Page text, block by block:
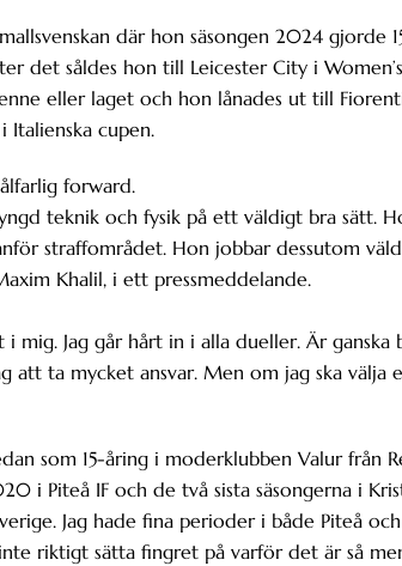
där hon säsongen 2024 gjorde
det såldes hon till Leicester City i
eller laget och hon lånades ut till
cupen.
forward.
teknik och fysik på ett väldigt bra sätt.
straffområdet. Hon jobbar dessutom
Khalil, i ett pressmeddelande.
mig. Jag går hårt in i alla dueller. Är
att ta mycket ansvar. Men om jag ska
som 15-åring i moderklubben Valur från
i Piteå IF och de två sista säsongerna i
Jag hade fina perioder i både Piteå
riktigt sätta fingret på varför det är så